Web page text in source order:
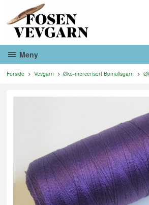
innholdet
Meny
Forside Vevgarn Øko-mercerisert Bomullsgarn